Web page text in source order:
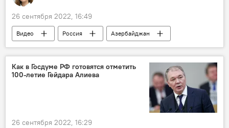
26 сентября 2022, 16:49
Видео Россия
Азербайджан
парламент
парламентарии
Вячеслав Володин
Председатель Государственной Думы РФ Вячеслав Володин
Как в Госдуме РФ готовятся отметить
100-летие Гейдара Алиева
26 сентября 2022, 16:29